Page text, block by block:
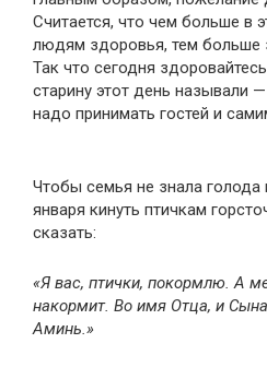
Считается, что чем больше в
людям здоровья, тем больше
Так что сегодня
старину этот день называли
надо принимать гостей и
Чтобы семья не знала
января кинуть птичкам
сказать:
«Я вас, птички, покормлю. А
накормит. Во имя Отца, и
Аминь.»